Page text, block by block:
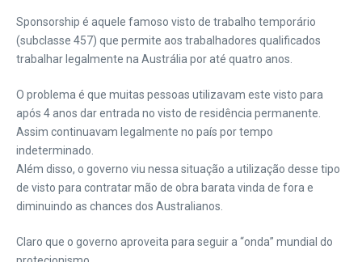
Sponsorship é aquele famoso visto de trabalho temporário
(subclasse 457) que permite aos trabalhadores qualificados
trabalhar legalmente na Austrália por até quatro anos.
O problema é que muitas pessoas utilizavam este visto para
após 4 anos dar entrada no visto de residência permanente.
Assim continuavam legalmente no país por tempo
indeterminado.
Além disso, o governo viu nessa situação a utilização desse tipo
de visto para contratar mão de obra barata vinda de fora e
diminuindo as chances dos Australianos.
Claro que o governo aproveita para seguir a “onda” mundial do